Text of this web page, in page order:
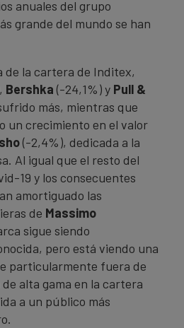
anuales del grupo
grande del mundo se han
de la cartera de Inditex,
Bershka (-24,1%) y Pull &
más, mientras que
un crecimiento en el valor
(-2,4%), dedicada a la
Al igual que el resto del
19 y los consecuentes
amortiguado las
de Massimo
sigue siendo
pero está viendo una
particularmente fuera de
alta gama en la cartera
a un público más